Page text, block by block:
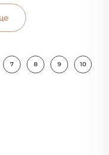
7 8 9 10